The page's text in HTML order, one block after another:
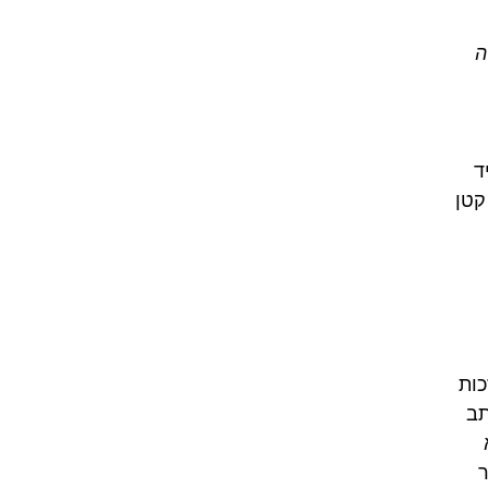
נולד אי שם במאה ה-9, בזכות